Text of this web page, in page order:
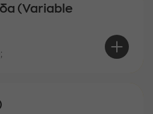
(Variable